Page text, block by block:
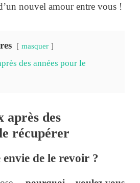
nouvel amour entre vous !
masquer
des années pour le
après des
récupérer
de le revoir ?